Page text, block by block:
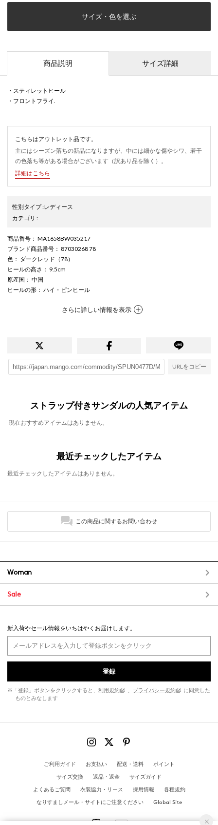
サイズ・色を選ぶ
商品説明 サイズ詳細
・スティレットヒール
・フロントフライ.
こちらはアウトレット品です。
主にはシーズン落ちの新品になりますが、中には細かな傷やシワ、若干
の色落ち等がある場合がございます（訳あり品を除く）。
詳細はこちら
性別タイプ:レディース
カテゴリ :
商品番号 ： MA1658BW035217
ブランド商品番号 ： 87030268 78
色 ： ダークレッド（78）
ヒールの高さ ： 9.5cm
原産国 ： 中国
ヒールの形 ： ハイ・ピンヒール
さらに詳しい情報を表示
URLをコピー
ストラップ付きサンダルの人気アイテム
現在おすすめアイテムはありません。
最近チェックしたアイテム
最近チェックしたアイテムはありません。
この商品に関するお問い合わせ
Woman
Sale
新入荷やセール情報をいちはやくお届けします。
登録
※「登録」ボタンをクリックすると、 利用規約 、 プライバシー規約
に同意した
ものとみなします
ご利用ガイド お支払い 配送・送料
ポイント
サイズ交換
返品・返金
サイズガイド
よくあるご質問
衣装協力・リース 採用情報
各種規約
なりすましメール・サイトにご注意ください
Global Site